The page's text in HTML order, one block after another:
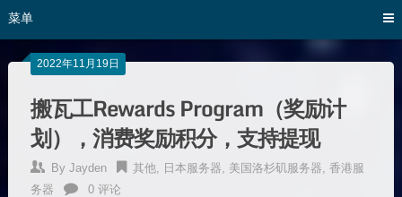
菜单
2022年11月19日
搬瓦工Rewards Program（奖励计
划），消费奖励积分，支持提现
By Jayden 其他, 日本服务器, 美国洛杉矶服务器, 香港服
务器
0 评论